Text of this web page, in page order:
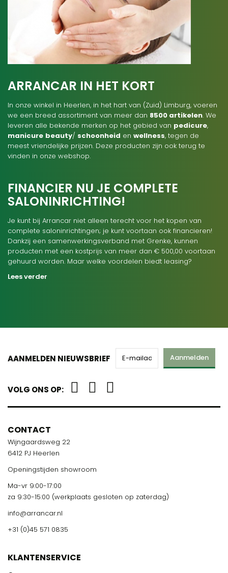
ARRANCAR IN HET KORT
In onze winkel in Heerlen, in het hart van (Zuid) Limburg, voeren
we een breed assortiment van meer dan 8500 artikelen. We
leveren alle bekende merken op het gebied van pedicure,
manicure beauty/ schoonheid en wellness, tegen de
meest vriendelijke prijzen. Deze producten zijn ook terug te
vinden in onze webshop.
FINANCIER NU JE COMPLETE
SALONINRICHTING!
Je kunt bij Arrancar niet alleen terecht voor het kopen van
complete saloninrichtingen; je kunt voortaan ook financieren!
Dankzij een samenwerkingsverband met Grenke, kunnen
producten met een kostprijs van meer dan € 500,00 voortaan
gehuurd worden. Maar welke voordelen biedt leasing?
Lees verder
AANMELDEN NIEUWSBRIEF Aanmelden
VOLG ONS OP:
CONTACT
Wijngaardsweg 22
6412 PJ Heerlen
Openingstijden showroom
Ma-vr 9:00-17:00
za 9:30-15:00 (werkplaats gesloten op zaterdag)
info@arrancar.nl
+31 (0)45 571 0835
KLANTENSERVICE